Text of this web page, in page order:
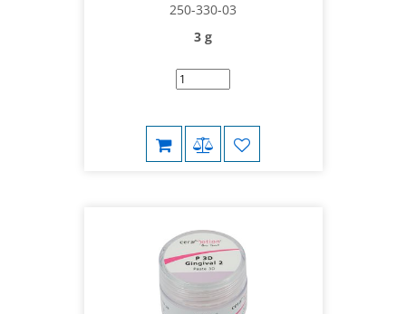
250-330-03
3 g